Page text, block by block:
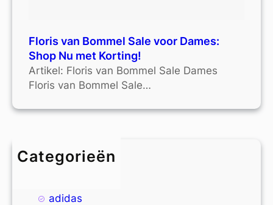
Floris van Bommel Sale voor Dames:
Shop Nu met Korting!
Artikel: Floris van Bommel Sale Dames
Floris van Bommel Sale…
Categorieën
4xl
adidas